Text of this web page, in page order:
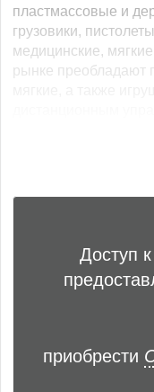
пластмассовые и
грузовики,
медицинские,
рынке преобладают
Доступ
приобрести